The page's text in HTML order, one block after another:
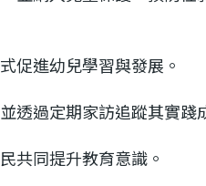
促進幼兒學習與發展。
透過定期家訪追蹤其實踐
共同提升教育意識。